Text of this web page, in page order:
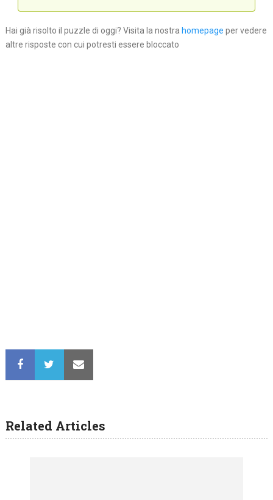
Hai già risolto il puzzle di oggi? Visita la nostra homepage per vedere
altre risposte con cui potresti essere bloccato
Related Articles